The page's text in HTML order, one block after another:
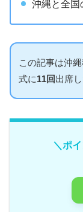
沖縄と全国
この記事は沖
式に11回出席
＼ポ